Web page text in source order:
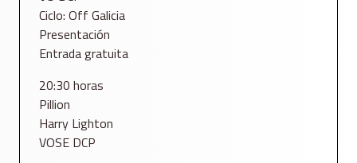
Ciclo: Off Galicia
Presentación
Entrada gratuita
20:30 horas
Pillion
Harry Lighton
VOSE DCP